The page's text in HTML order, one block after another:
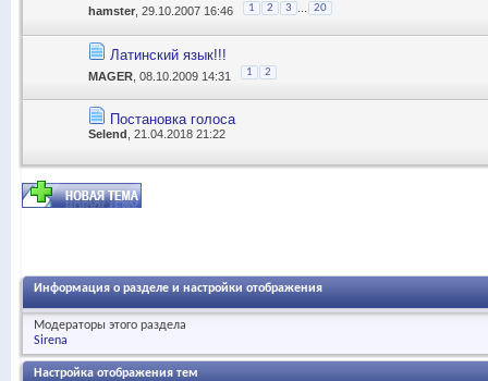
hamster , 29.10.2007 16:46 1 2 3 20
Латинский язык!!!
MAGER , 08.10.2009 14:31 1 2
Постановка голоса
Selend , 21.04.2018 21:22
Информация о разделе и настройки отображения
Модераторы этого раздела
Sirena
Настройка отображения тем